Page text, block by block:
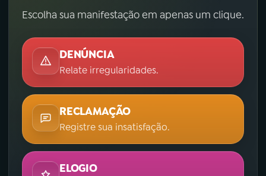
Escolha sua manifestação em apenas um clique.
DENÚNCIA
Relate irregularidades.
RECLAMAÇÃO
Registre sua insatisfação.
ELOGIO